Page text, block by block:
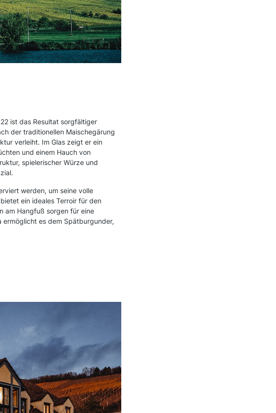
ist das Resultat sorgfältiger
der traditionellen Maischegärung
verleiht. Im Glas zeigt er ein
und einem Hauch von
spielerischer Würze und
werden, um seine volle
ein ideales Terroir für den
am Hangfuß sorgen für eine
ermöglicht es dem Spätburgunder,